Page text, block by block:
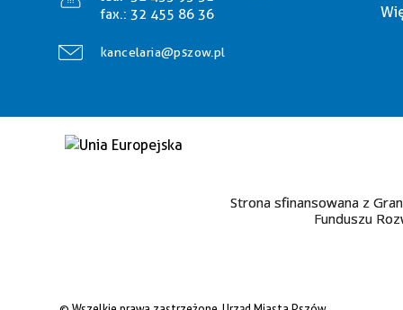
fax.: 32 455 86 36
kancelaria@pszow.pl
Strona sfinansowana z
Funduszu